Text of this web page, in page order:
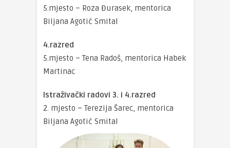
5.mjesto – Roza Đurasek, mentorica
Biljana Agotić Smital
4.razred
5.mjesto – Tena Radoš, mentorica Habek
Martinac
Istraživački radovi 3. i 4.razred
2. mjesto – Terezija Šarec, mentorica
Biljana Agotić Smital